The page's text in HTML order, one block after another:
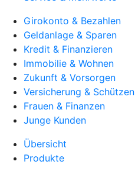
Girokonto & Bezahlen
Geldanlage & Sparen
Kredit & Finanzieren
Immobilie & Wohnen
Zukunft & Vorsorgen
Versicherung & Schützen
Frauen & Finanzen
Junge Kunden
Übersicht
Produkte